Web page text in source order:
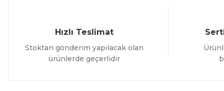
Hızlı Teslimat
Stoktan gönderim yapılacak olan
ürünlerde geçerlidir